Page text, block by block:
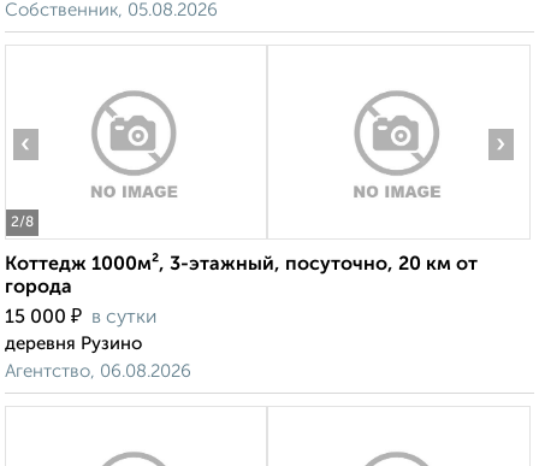
Собственник, 05.08.2026
2/8
‹ ›
Коттедж 1000м², 3-этажный, посуточно, 20 км от
города
15 000 ₽ в сутки
деревня Рузино
Агентство, 06.08.2026